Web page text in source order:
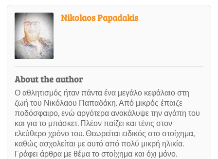
Nikolaos Papadakis
About the author
Ο αθλητισμός ήταν πάντα ένα μεγάλο κεφάλαιο στη
ζωή του Νικόλαου Παπαδάκη. Από μικρός έπαιζε
ποδόσφαιρο, ενώ αργότερα ανακάλυψε την αγάπη του
και για το μπάσκετ. Πλέον παίζει και τένις στον
ελεύθερο χρόνο του. Θεωρείται ειδικός στο στοίχημα,
καθώς ασχολείται με αυτό από πολύ μικρή ηλικία.
Γράφει άρθρα με θέμα το στοίχημα και όχι μόνο.